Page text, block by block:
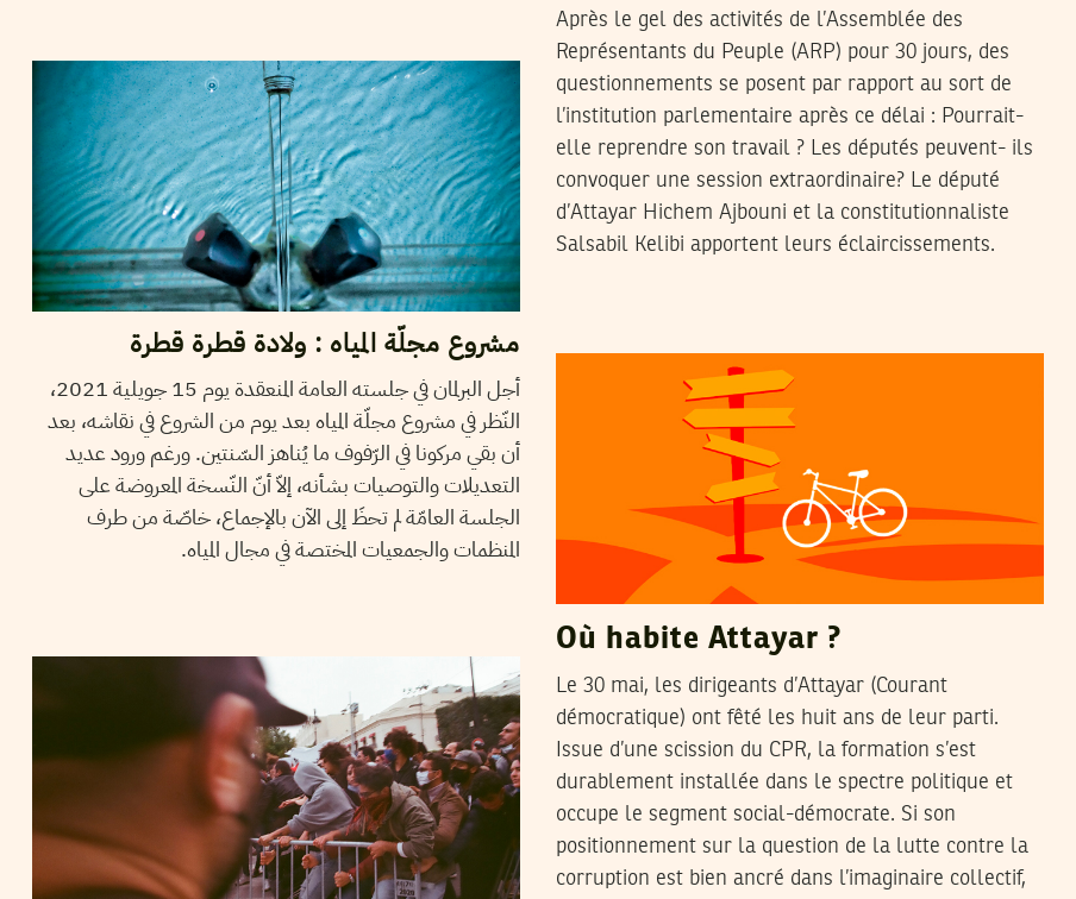
Après le gel des activités de l’Assemblée des
Représentants du Peuple (ARP) pour 30 jours, des
questionnements se posent par rapport au sort de
l’institution parlementaire après ce délai : Pourrait-
elle reprendre son travail ? Les députés peuvent- ils
convoquer une session extraordinaire? Le député
d’Attayar Hichem Ajbouni et la constitutionnaliste
Salsabil Kelibi apportent leurs éclaircissements.
مشروع مجلّة المياه : ولادة قطرة قطرة
أجل البرلمان في جلسته العامة المنعقدة يوم 15 جويلية 2021،
النّظر في مشروع مجلّة المياه بعد يوم من الشروع في نقاشه، بعد
أن بقي مركونا في الرّفوف ما يُناهز السّنتين. ورغم ورود عديد
التعديلات والتوصيات بشأنه، إلاّ أنّ النّسخة المعروضة على
الجلسة العامّة لم تحظَ إلى الآن بالإجماع، خاصّة من طرف
المنظمات والجمعيات المختصة في مجال المياه.
Où habite Attayar ?
Le 30 mai, les dirigeants d’Attayar (Courant
démocratique) ont fêté les huit ans de leur parti.
Issue d’une scission du CPR, la formation s’est
durablement installée dans le spectre politique et
occupe le segment social-démocrate. Si son
positionnement sur la question de la lutte contre la
corruption est bien ancré dans l’imaginaire collectif,